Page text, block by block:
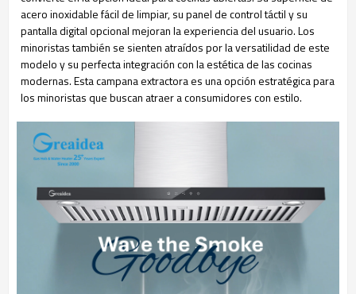
acero inoxidable fácil de limpiar, su panel de control táctil y su
pantalla digital opcional mejoran la experiencia del usuario. Los
minoristas también se sienten atraídos por la versatilidad de este
modelo y su perfecta integración con la estética de las cocinas
modernas. Esta campana extractora es una opción estratégica para
los minoristas que buscan atraer a consumidores con estilo.